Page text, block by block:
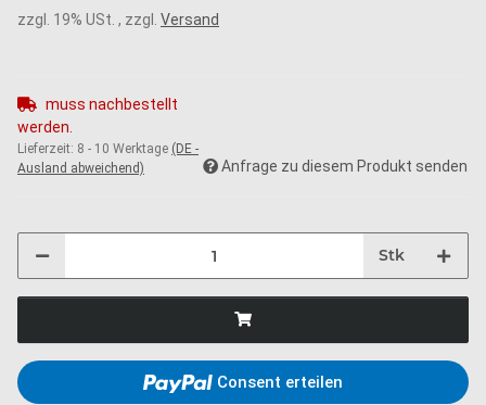
zzgl. 19% USt. , zzgl. Versand
muss nachbestellt
werden.
Lieferzeit: 8 - 10 Werktage (DE -
Ausland abweichend)
Anfrage zu diesem Produkt senden
Stk
Consent erteilen